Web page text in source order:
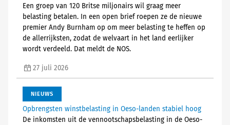
Een groep van 120 Britse miljonairs wil graag meer
belasting betalen. In een open brief roepen ze de nieuwe
premier Andy Burnham op om meer belasting te heffen op
de allerrijksten, zodat de welvaart in het land eerlijker
wordt verdeeld. Dat meldt de NOS.
27 juli 2026
NIEUWS
Opbrengsten winstbelasting in Oeso-landen stabiel hoog
De inkomsten uit de vennootschapsbelasting in de Oeso-